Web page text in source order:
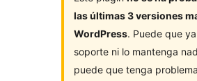
las últimas 3 versiones
WordPress. Puede que
soporte ni lo mantenga
puede que tenga